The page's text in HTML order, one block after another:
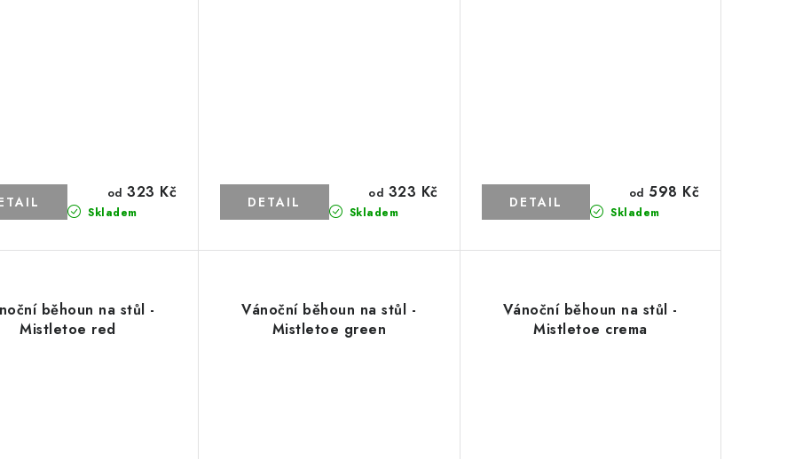
Skladem
od 323 Kč
Skladem
od 323 Kč
Skladem
od 598 Kč
běhoun na stůl -
Mistletoe red
Vánoční běhoun na stůl -
Mistletoe green
Vánoční běhoun na stůl -
Mistletoe crema